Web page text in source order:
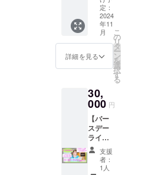
す。収
録され
た映像
や写真
化やプ
ロモー
用され
る可能
性がご
ざいま
すので
予めご
了承下
さい。
【場外
写真撮
影用の
カメラ
が会場
り、ご
来場の
が媒体
や商品
映像に
映りこ
む場合
がござ
いま
す。収
録され
Road
06.Stan
d On
07.Blue
Star
08.Starl
ight
09.Live
秘色
11.Crys
tal 12.
浸透
13.Secr
et love
14.lulla
by
15.Cher
ry
(画像参
照・サ
イズ：
70×30
素材：
アクリ
ジナル
タオル
(画像参
照・サ
イズ：
340mm
×850m
m・素
材：綿
ていた
だきま
す。
Acherie
の衣装
をゲッ
トして
Acherie
を応援
非この
機会に
お気に
入り衣
装を
ゲット
してい
ただけ
ると嬉
■ 概要
2024年
9月23日
(月・祝)
会場：
大阪市
会場及
び時間
に関し
ては8月
頃に
メール
にてご
連絡さ
せてい
rieから
個別の
リクエ
ストソ
ング(カ
バーor
お好き
なオリ
を動画
で撮影
して
メール
にてお
送り。
Acherie
本人が
あなた
定：
2024
年11
月
詳細を見る
こ
の
リ
タ
ー
ン
を
選
択
す
る
30,
000 円
【バー
スデー
ライブ
満喫プ
ラン】
リター
支援
者：
1人